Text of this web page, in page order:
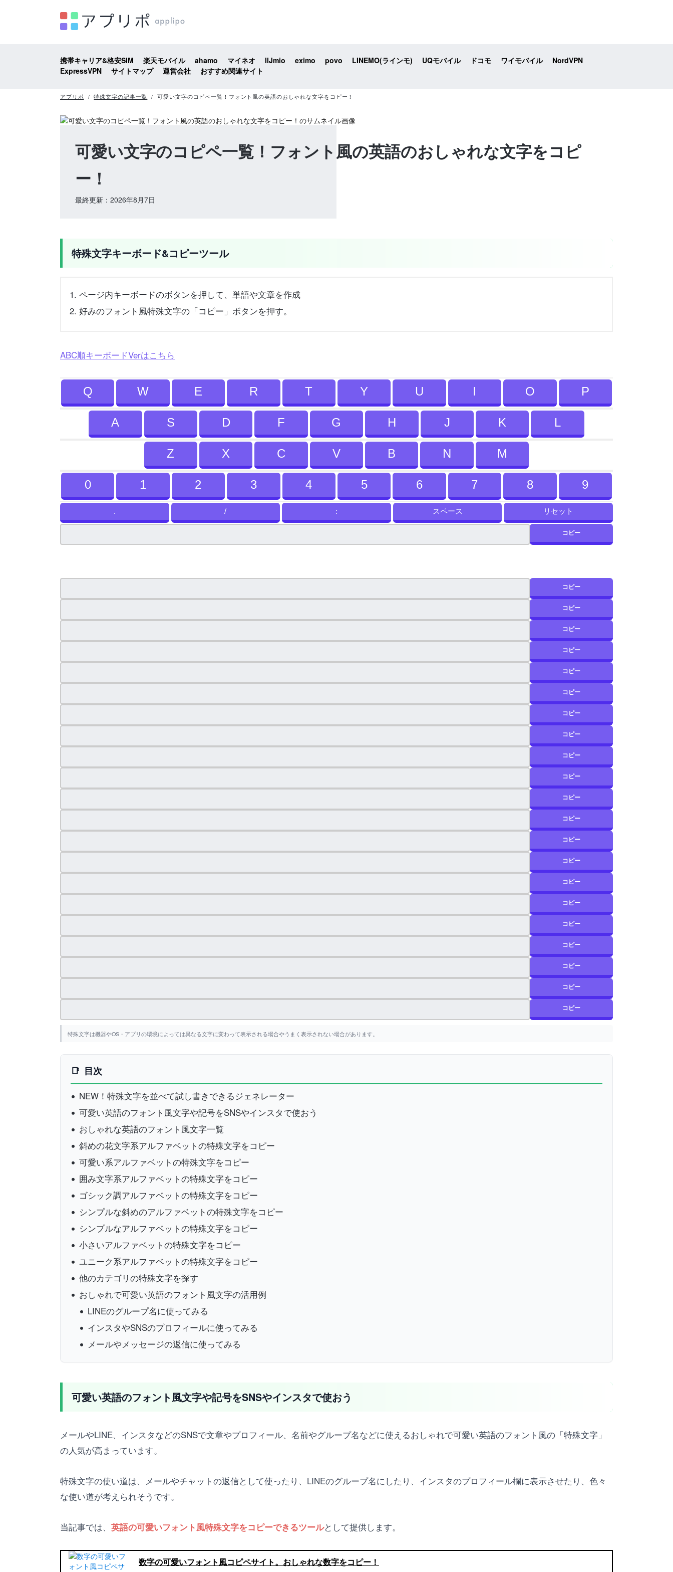
携帯キャリア&格安SIM 楽天モバイル ahamo マイネオ IIJmio eximo povo LINEMO(ラインモ) UQモバイル ドコモ ワイモバイル
NordVPN
ExpressVPN
サイトマップ 運営会社 おすすめ関連サイト
アプリポ 特殊文字の記事一覧 可愛い文字のコピペ一覧！フォント風の英語のおしゃれな文字をコピー！
可愛い文字のコピペ一覧！フォント風の英語のおしゃれな文字をコピ
ー！
最終更新：2026年8月7日
特殊文字キーボード&コピーツール
ページ内キーボードのボタンを押して、単語や文章を作成
好みのフォント風特殊文字の「コピー」ボタンを押す。
ABC順キーボードVerはこちら
Q W E R T Y U I O P
A S D F G H J K L
Z X C V B N M
0 1 2 3 4 5 6 7 8 9
. / : スペース リセット
コピー
コピー
コピー
コピー
コピー
コピー
コピー
コピー
コピー
コピー
コピー
コピー
コピー
コピー
コピー
コピー
コピー
コピー
コピー
コピー
コピー
コピー
特殊文字は機器やOS・アプリの環境によっては異なる文字に変わって表示される場合やうまく表示されない場合があります。
目次
NEW！特殊文字を並べて試し書きできるジェネレーター
可愛い英語のフォント風文字や記号をSNSやインスタで使おう
おしゃれな英語のフォント風文字一覧
斜めの花文字系アルファベットの特殊文字をコピー
可愛い系アルファベットの特殊文字をコピー
囲み文字系アルファベットの特殊文字をコピー
ゴシック調アルファベットの特殊文字をコピー
シンプルな斜めのアルファベットの特殊文字をコピー
シンプルなアルファベットの特殊文字をコピー
小さいアルファベットの特殊文字をコピー
ユニーク系アルファベットの特殊文字をコピー
他のカテゴリの特殊文字を探す
おしゃれで可愛い英語のフォント風文字の活用例
LINEのグループ名に使ってみる
インスタやSNSのプロフィールに使ってみる
メールやメッセージの返信に使ってみる
可愛い英語のフォント風文字や記号をSNSやインスタで使おう
メールやLINE、インスタなどのSNSで文章やプロフィール、名前やグループ名などに使えるおしゃれで可愛い英語のフォント風の「特殊文字」
の人気が高まっています。
特殊文字の使い道は、メールやチャットの返信として使ったり、LINEのグループ名にしたり、インスタのプロフィール欄に表示させたり、色々
な使い道が考えられそうです。
当記事では、 英語の可愛いフォント風特殊文字をコピーできるツールとして提供します。
数字の可愛いフォント風コピペサイト。おしゃれな数字をコピー！